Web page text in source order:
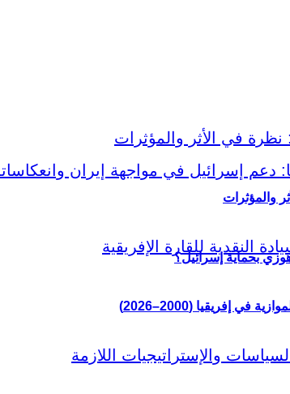
بحماية إسرائيل؟
والمؤثرات
إفريقيا (2000–2026)